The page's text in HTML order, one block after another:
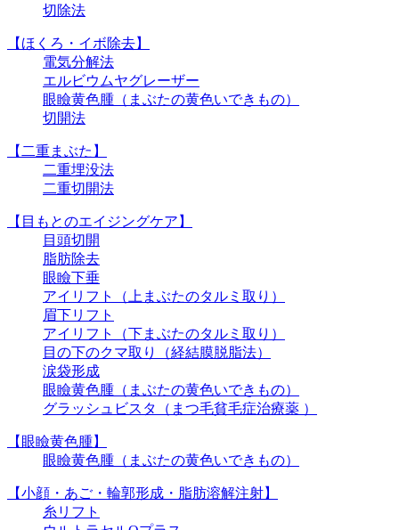
切除法
【ほくろ・イボ除去】
電気分解法
エルビウムヤグレーザー
眼瞼黄色腫（まぶたの黄色いできもの）
切開法
【二重まぶた】
二重埋没法
二重切開法
【目もとのエイジングケア】
目頭切開
脂肪除去
眼瞼下垂
アイリフト（上まぶたのタルミ取り）
眉下リフト
アイリフト（下まぶたのタルミ取り）
目の下のクマ取り（経結膜脱脂法）
涙袋形成
眼瞼黄色腫（まぶたの黄色いできもの）
グラッシュビスタ（まつ毛貧毛症治療薬 ）
【眼瞼黄色腫】
眼瞼黄色腫（まぶたの黄色いできもの）
【小顔・あご・輪郭形成・脂肪溶解注射】
糸リフト